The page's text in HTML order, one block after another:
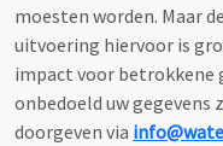
moesten worden. Maar
uitvoering hiervoor is
impact voor betrokkene
onbedoeld uw gegevens
doorgeven via